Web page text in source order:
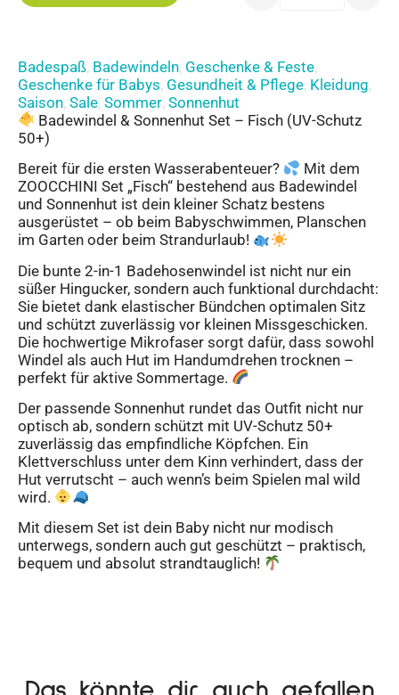
Badespaß, Badewindeln, Geschenke & Feste,
Geschenke für Babys, Gesundheit & Pflege, Kleidung,
Saison, Sale, Sommer, Sonnenhut
Badewindel & Sonnenhut Set – Fisch (UV-Schutz
50+)
Bereit für die ersten Wasserabenteuer?
Mit dem
ZOOCCHINI Set „Fisch“ bestehend aus Badewindel
und Sonnenhut ist dein kleiner Schatz bestens
ausgerüstet – ob beim Babyschwimmen, Planschen
im Garten oder beim Strandurlaub!
Die bunte 2-in-1 Badehosenwindel ist nicht nur ein
süßer Hingucker, sondern auch funktional durchdacht:
Sie bietet dank elastischer Bündchen optimalen Sitz
und schützt zuverlässig vor kleinen Missgeschicken.
Die hochwertige Mikrofaser sorgt dafür, dass sowohl
Windel als auch Hut im Handumdrehen trocknen –
perfekt für aktive Sommertage.
Der passende Sonnenhut rundet das Outfit nicht nur
optisch ab, sondern schützt mit UV-Schutz 50+
zuverlässig das empfindliche Köpfchen. Ein
Klettverschluss unter dem Kinn verhindert, dass der
Hut verrutscht – auch wenn’s beim Spielen mal wild
wird.
Mit diesem Set ist dein Baby nicht nur modisch
unterwegs, sondern auch gut geschützt – praktisch,
bequem und absolut strandtauglich!